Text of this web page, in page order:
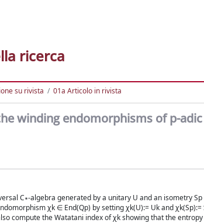
ricerca
su rivista 01a Articolo in rivista
winding endomorphisms of p-
C∗-algebra generated by a unitary U and an isometry
χk ∈ End(Qp) by setting χk(U):= Uk and
compute the Watatani index of χk showing that the